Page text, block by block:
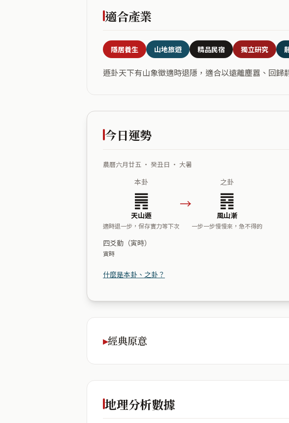
適合產業
隱居養生 山地旅遊 精品民宿 獨立研究
遯卦天下有山象徵適時退隱，適合以遠離塵囂、回歸
今日運勢
農曆六月廿五 ・ 癸丑日 ・ 大暑
本卦
䷠
天山遯
適時退一步，保存實力等下次
→
之卦
䷴
風山漸
一步一步慢慢來，急不得的
四爻動（寅時）
寅時
什麼是本卦、之卦？
經典原意
地理分析數據